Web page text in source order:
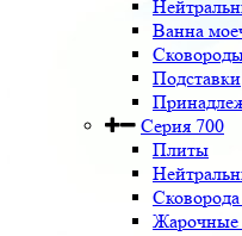
Ванна
Подставки
Серия 700
Плиты
Жарочные